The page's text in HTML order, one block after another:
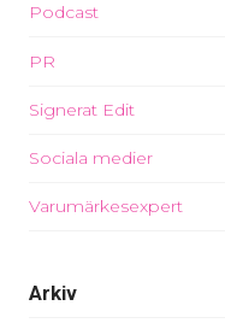
Podcast
PR
Signerat Edit
Sociala medier
Varumärkesexpert
Arkiv